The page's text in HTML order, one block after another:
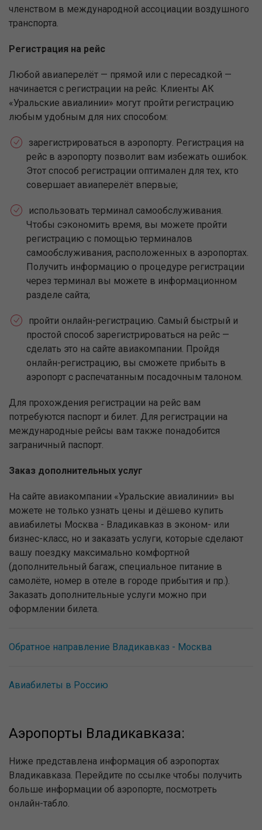
членством в международной ассоциации воздушного
транспорта.
Регистрация на рейс
Любой авиаперелёт — прямой или с пересадкой —
начинается с регистрации на рейс. Клиенты АК
«Уральские авиалинии» могут пройти регистрацию
любым удобным для них способом:
зарегистрироваться в аэропорту. Регистрация на
рейс в аэропорту позволит вам избежать ошибок.
Этот способ регистрации оптимален для тех, кто
совершает авиаперелёт впервые;
использовать терминал самообслуживания.
Чтобы сэкономить время, вы можете пройти
регистрацию с помощью терминалов
самообслуживания, расположенных в аэропортах.
Получить информацию о процедуре регистрации
через терминал вы можете в информационном
разделе сайта;
пройти онлайн-регистрацию. Самый быстрый и
простой способ зарегистрироваться на рейс —
сделать это на сайте авиакомпании. Пройдя
онлайн-регистрацию, вы сможете прибыть в
аэропорт с распечатанным посадочным талоном.
Для прохождения регистрации на рейс вам
потребуются паспорт и билет. Для регистрации на
международные рейсы вам также понадобится
заграничный паспорт.
Заказ дополнительных услуг
На сайте авиакомпании «Уральские авиалинии» вы
можете не только узнать цены и дёшево купить
авиабилеты Москва - Владикавказ в эконом- или
бизнес-класс, но и заказать услуги, которые сделают
вашу поездку максимально комфортной
(дополнительный багаж, специальное питание в
самолёте, номер в отеле в городе прибытия и пр.).
Заказать дополнительные услуги можно при
оформлении билета.
Обратное направление Владикавказ - Москва
Авиабилеты в Россию
Аэропорты Владикавказа:
Ниже представлена информация об аэропортах
Владикавказа. Перейдите по ссылке чтобы получить
больше информации об аэропорте, посмотреть
онлайн-табло.